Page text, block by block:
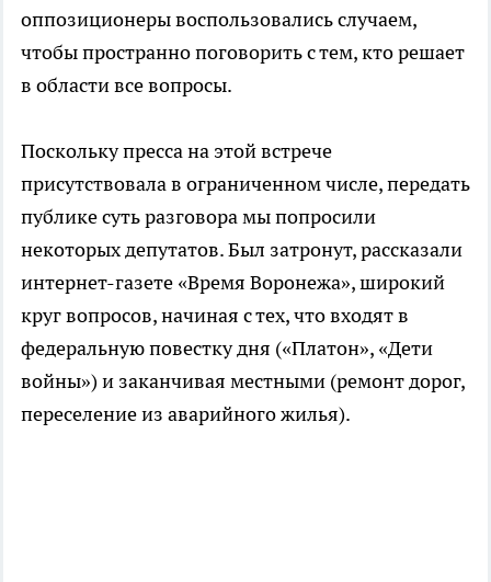
оппозиционеры воспользовались случаем,
чтобы пространно поговорить с тем, кто решает
в области все вопросы.
Поскольку пресса на этой встрече
присутствовала в ограниченном числе, передать
публике суть разговора мы попросили
некоторых депутатов. Был затронут, рассказали
интернет-газете «Время Воронежа», широкий
круг вопросов, начиная с тех, что входят в
федеральную повестку дня («Платон», «Дети
войны») и заканчивая местными (ремонт дорог,
переселение из аварийного жилья).